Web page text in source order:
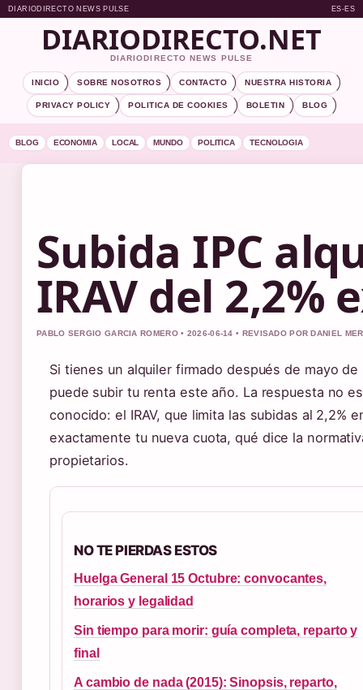
DIARIODIRECTO NEWS PULSE ES-ES
DIARIODIRECTO.NET
DIARIODIRECTO NEWS PULSE
INICIO SOBRE NOSOTROS CONTACTO NUESTRA HISTORIA
PRIVACY POLICY POLITICA DE COOKIES BOLETIN BLOG
BLOG ECONOMIA LOCAL MUNDO POLITICA TECNOLOGIA
Subida IPC
IRAV del 2,2%
PABLO SERGIO GARCIA ROMERO • 2026-06-14 • REVISADO POR DANIEL
Si tienes un alquiler firmado después de mayo
puede subir tu renta este año. La respuesta no
conocido: el IRAV, que limita las subidas al 2,2%
exactamente tu nueva cuota, qué dice la
propietarios.
NO TE PIERDAS ESTOS
Huelga General 15 Octubre: convocantes,
horarios y legalidad
Sin tiempo para morir: guía completa, reparto y
final
A cambio de nada (2015): Sinopsis, reparto,